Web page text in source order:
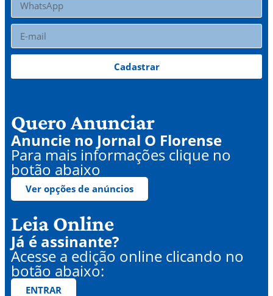
Cadastrar
Quero Anunciar
Anuncie no Jornal O Florense
Para mais informações clique no
botão abaixo
Ver opções de anúncios
Leia Online
Já é assinante?
Acesse a edição online clicando no
botão abaixo:
ENTRAR